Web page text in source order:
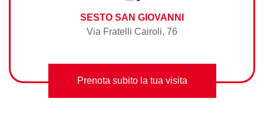
SESTO SAN GIOVANNI
Via Fratelli Cairoli, 76
Prenota subito la tua visita